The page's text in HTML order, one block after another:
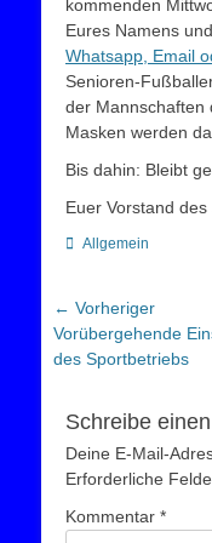
kommenden
Eures Namens
Whatsapp, Email
Senioren-
der Mannschaften
Masken werden
Bis dahin: Bleibt
Euer Vorstand
Kategorien
Allgemein
← Vorheriger
Vorheriger
Beitrag:
Vorübergehende
des Sportbetriebs
Schreibe
Deine E-Mail-
Erforderliche
Kommentar *